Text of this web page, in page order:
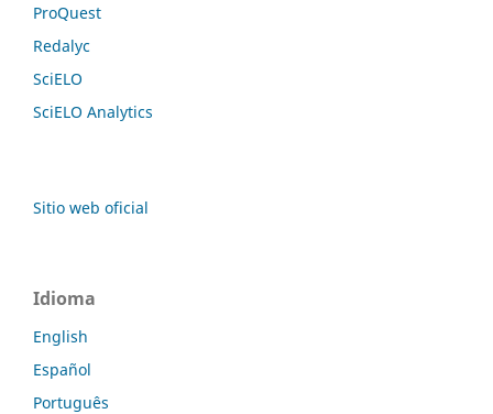
ProQuest
Redalyc
SciELO
SciELO Analytics
Sitio web oficial
Idioma
English
Español
Português